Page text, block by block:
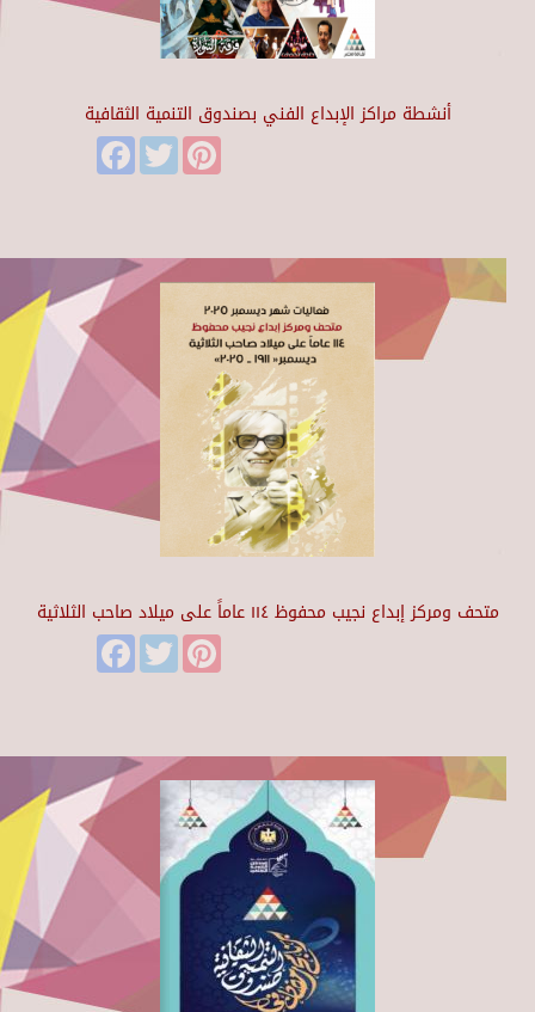
أنشطة مراكز الإبداع الفني بصندوق التنمية الثقافية
FacebookTwitter
متحف ومركز إبداع نجيب محفوظ ١١٤ عاماً على ميلاد صاحب الثلاثية
FacebookTwitter